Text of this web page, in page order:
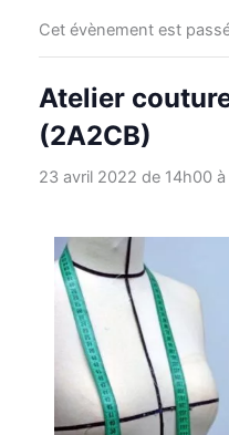
Cet évènement est
Atelier
(2A2CB)
23 avril 2022 de 14h00à